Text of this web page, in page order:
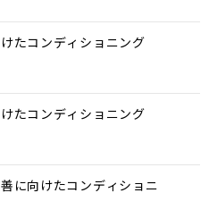
たコンディショニング
たコンディショニング
に向けたコンディショニ